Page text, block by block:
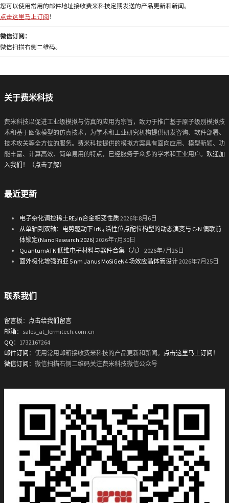
您可以使用常用的邮件地址接收费米科技定期发送的产品更新和新闻。
点击这里马上订阅 ！
微信订阅：
微信扫描右侧二维码。
关于费米科技
费米科技以促进工业级模拟与仿真的应用为宗旨，致力于推广基于原子级别模拟技
术和基于图像模型的仿真技术，为学术和工业研究机构提供研发咨询、软件部署、
技术攻关等全方位的服务。费米科技提供的模拟方案具有面向应用、模型新颖、功
能丰富、计算高效、简单易用的特点，已经服务于众多的学术和工业用户。 欢迎加
入我们！（点击了解）
最近更新
电子杂化调控稀土RE₂In合金相变性质2026年8月6日
从单轴到双轴：电势驱动下 IrN₄ 活性位点配位构型的动态演变与 C-N 偶联前
体锁定(Nano Research 2026) 2026年7月30日
QuantumATK 低维电子材料与器件合集（九）
2026年7月25日
面外极化增强的亚 5 nm Janus MoSiGeN4 场效应晶体管设计2026年7月25日
联系我们
留言板 ： 点击给我们留言
邮箱：sales_at_fermitech.com.cn
QQ ：1732167264
邮件订阅 ：使用常用邮箱接收费米科技的产品更新和新闻。 点击这里马上订阅！
微信订阅 ：微信扫描右侧二维码关注费米科技微信公众号